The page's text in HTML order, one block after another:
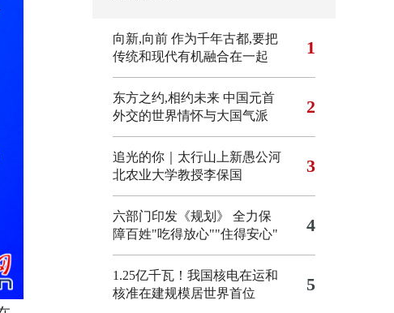
向新,向前 作为千年古都,要把
传统和现代有机融合在一起
1
东方之约,相约未来 中国元首
外交的世界情怀与大国气派
2
追光的你｜太行山上新愚公河
北农业大学教授李保国
3
六部门印发《规划》 全力保
障百姓"吃得放心""住得安心"
4
1.25亿千瓦！我国核电在运和
核准在建规模居世界首位
5